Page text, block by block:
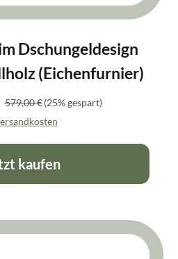
Dschungeldesign
(Eichenfurnier)
Regulärer Preis:
579,00 € (25% gespart)
kaufen